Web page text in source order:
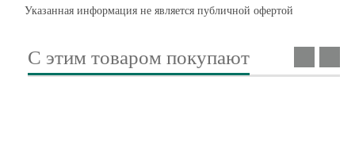
Указанная информация не является публичной офертой
С этим товаром покупают